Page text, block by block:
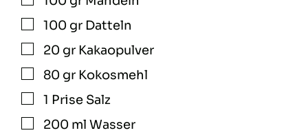
▢
100 gr Datteln
▢
20 gr Kakaopulver
▢
80 gr Kokosmehl
▢
1 Prise Salz
▢
200 ml Wasser